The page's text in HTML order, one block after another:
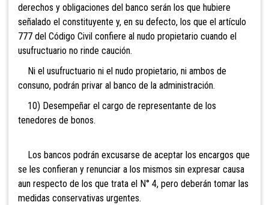
derechos y obligaciones del banco serán los que hubiere
señalado el constituyente y, en su defecto, los que el artículo
777 del Código Civil confiere al nudo propietario cuando el
usufructuario no rinde caución.
Ni el usufructuario ni el nudo propietario, ni ambos de
consuno, podrán privar al banco de la administración.
10) Desempeñar el cargo de representante de los
tenedores de bonos.
Los bancos podrán excusarse de aceptar los encargos que
se les confieran y renunciar a los mismos sin expresar causa
aun respecto de los que trata el N° 4, pero deberán tomar las
medidas conservativas urgentes.